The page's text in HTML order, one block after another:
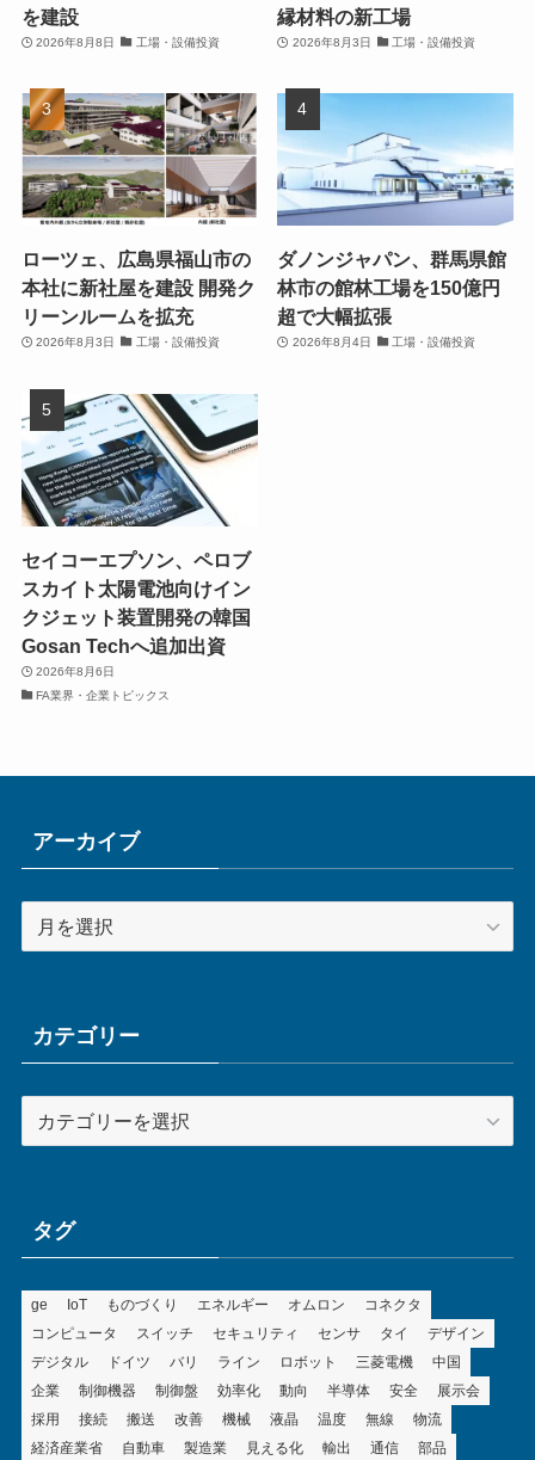
を建設
2026年8月8日 工場・設備投資
縁材料の新工場
2026年8月3日 工場・設備投資
ローツェ、広島県福山市の
本社に新社屋を建設 開発ク
リーンルームを拡充
2026年8月3日 工場・設備投資
ダノンジャパン、群馬県館
林市の館林工場を150億円
超で大幅拡張
2026年8月4日 工場・設備投資
セイコーエプソン、ペロブ
スカイト太陽電池向けイン
クジェット装置開発の韓国
Gosan Techへ追加出資
2026年8月6日
FA業界・企業トピックス
アーカイブ
ブカテゴリー
テ
ータグ
ge IoT ものづくり エネルギー オムロン
コネクタ
コンピュータ
スイッチ セキュリティ センサ タイ
デザイン
デジタル
ドイツ バリ ライン ロボット 三菱電機
中国
企業
制御機器 制御盤 効率化 動向 半導体 安全
展示会
採用
接続 搬送 改善 機械 液晶 温度 無線
物流
経済産業省
自動車 製造業 見える化 輸出 通信 部品